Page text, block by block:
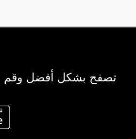
تصفح بشكل أفضل وقم